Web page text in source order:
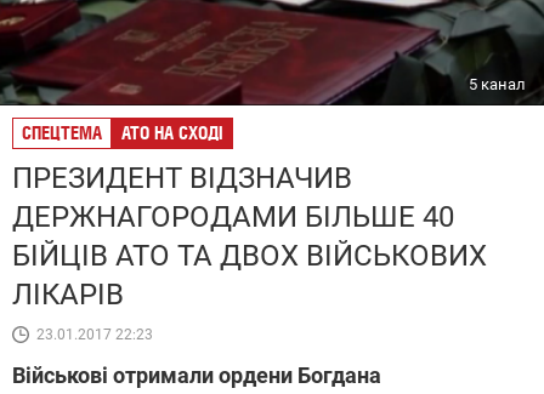
5 канал
СПЕЦТЕМА АТО НА СХОДІ
ПРЕЗИДЕНТ ВІДЗНАЧИВ
ДЕРЖНАГОРОДАМИ БІЛЬШЕ 40
БІЙЦІВ АТО ТА ДВОХ ВІЙСЬКОВИХ
ЛІКАРІВ
23.01.2017 22:23
Військові отримали ордени Богдана